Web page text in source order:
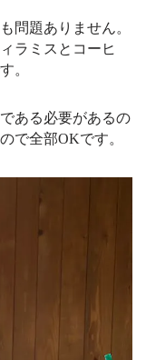
問題ありません。
ラミスとコーヒ
。
ある必要があるの
で全部OKです。